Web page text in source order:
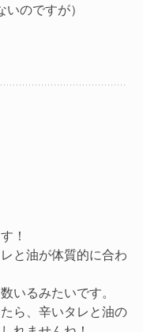
のですが）
！
と油が体質的に合わ
いるみたいです。
ら、辛いタレと油の